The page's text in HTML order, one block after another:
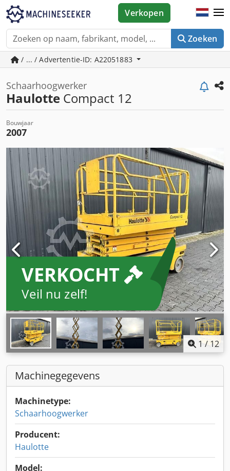
Zoeken
Verkopen
/ ... / Advertentie-ID: A22051883
Schaarhoogwerker
Haulotte Compact 12
Bouwjaar
2007
VERKOCHT
Veil nu zelf!
1 / 12
Machinegegevens
Machinetype:
Schaarhoogwerker
Producent:
Haulotte
Model: